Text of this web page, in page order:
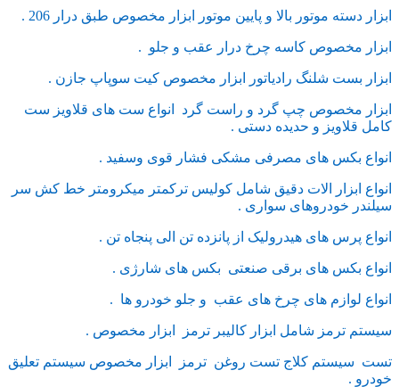
ابزار دسته موتور بالا و پایین موتور ابزار مخصوص طبق درار 206 .
ابزار مخصوص کاسه چرخ درار عقب و جلو .
ابزار بست شلنگ رادیاتور ابزار مخصوص کیت سوپاپ جازن .
ابزار مخصوص چپ گرد و راست گرد انواع ست های قلاویز ست
کامل قلاویز و حدیده دستی .
انواع بکس های مصرفی مشکی فشار قوی وسفید .
انواع ابزار الات دقیق شامل کولیس ترکمتر میکرومتر خط کش سر
سیلندر خودروهای سواری .
انواع پرس های هیدرولیک از پانزده تن الی پنجاه تن .
انواع بکس های برقی صنعتی بکس های شارژی .
انواع لوازم های چرخ های عقب و جلو خودرو ها .
سیستم ترمز شامل ابزار کالیبر ترمز ابزار مخصوص .
تست سیستم کلاج تست روغن ترمز ابزار مخصوص سیستم تعلیق
خودرو .